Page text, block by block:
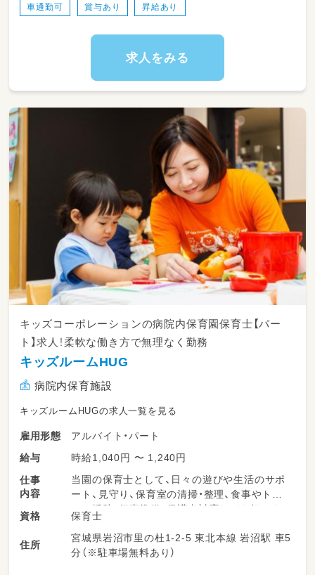
・08:15～登園
・11:00～昼食
・12:30～午睡(事務作業/ブレスチェック/休憩)
・16:30～降園
車通勤可 賞与あり 昇給あり
求人をみる
キッズコーポレーションの病院内保育園保育士【パー
ト】求人！柔軟な働き方で無理なく勤務
キッズルームHUG
病院内保育施設
キッズルームHUGの求人一覧を見る
雇用形態
アルバイト・パート
給与
時給1,040円 〜 1,240円
仕事
内容
当園の保育士として、日々の遊びや生活のサポ
ート、見守り、保育室の清掃・整理、食事やトイ
レの援助、行事準備、保護者対応などを担いま
す。柔軟な保育環境の中で、子どもたち一人ひ
とりにしっかり向き合える時間が多くありま
す。勤務日数や時間は相談可能で、ライフスタ
資格 保育士
住所
宮城県岩沼市里の杜1-2-5 東北本線 岩沼駅 車5
分（※駐車場無料あり）